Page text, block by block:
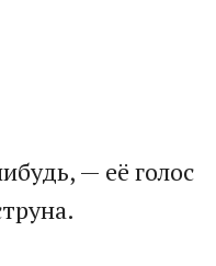
— её голос